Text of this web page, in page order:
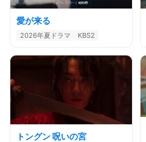
愛が来る
2026年夏ドラマ KBS2
トングン 呪いの宮